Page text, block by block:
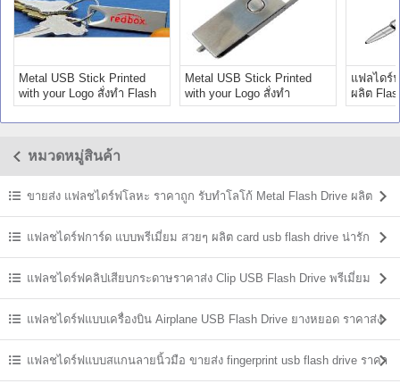
Metal USB Stick Printed
with your Logo สั่งทำ Flash
Drive ติดโลโก้
Metal USB Stick Printed
with your Logo สั่งทำ
แฟลชไดร์ฟ โลหะ ราคาถูก
แฟลไดร์
ผลิต
กระสุนปื
หมวดหมู่สินค้า
ขายส่ง แฟลชไดร์ฟโลหะ ราคาถูก รับทำโลโก้ Metal Flash Drive ผลิต
ราคาส่งแฟลชไดร์ฟการ์ด แบบพรีเมี่ยม สวยๆ ผลิต card usb flash drive น่ารัก
แฟลชไดร์ฟคลิปเสียบกระดาษราคาส่ง Clip USB Flash Drive พรีเมี่ยม
ราคาถูกแฟลชไดร์ฟแบบเครื่องบิน Airplane USB Flash Drive ยางหยอด ราคาส่ง
แฟลชไดร์ฟแบบสแกนลายนิ้วมือ ขายส่ง fingerprint usb flash drive ราคา